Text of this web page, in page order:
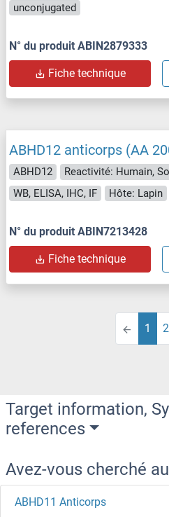
unconjugated
N° du produit ABIN2879333
Fiche technique
ABHD12 anticorps (AA
ABHD12
Reactivité: Humain,
WB, ELISA, IHC, IF
Hôte: Lapin
N° du produit ABIN7213428
Fiche technique
1 2
Target information,
references
Avez-vous cherché
ABHD11 Anticorps